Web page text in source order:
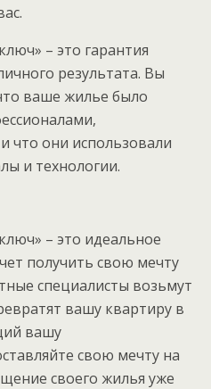
– это гарантия
результата. Вы
ваше жилье было
что они использовали
и технологии.
– это идеальное
получить свою мечту
специалисты возьмут
вашу квартиру в
вашу
свою мечту на
своего жилья уже